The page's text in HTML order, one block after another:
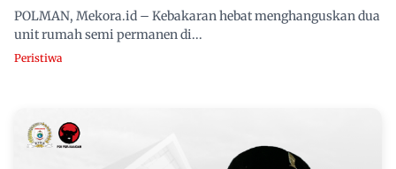
POLMAN, Mekora.id – Kebakaran hebat menghanguskan dua
unit rumah semi permanen di...
Peristiwa